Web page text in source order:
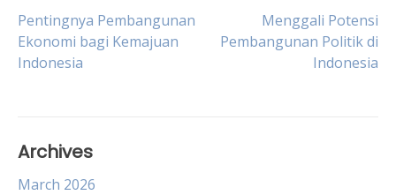
Post
navigation
Pentingnya Pembangunan
Ekonomi bagi Kemajuan
Indonesia
Menggali Potensi
Pembangunan Politik di
Indonesia
Archives
March 2026